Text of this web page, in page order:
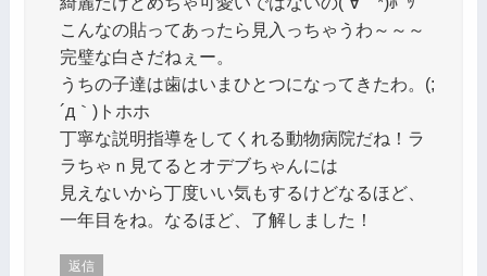
こんなの貼ってあったら見入っちゃうわ～～～
完璧な白さだねぇー。
うちの子達は歯はいまひとつになってきたわ。(;
´д｀)トホホ
丁寧な説明指導をしてくれる動物病院だね！ラ
ラちゃｎ見てるとオデブちゃんには
見えないから丁度いい気もするけどなるほど、
一年目をね。なるほど、了解しました！
返信